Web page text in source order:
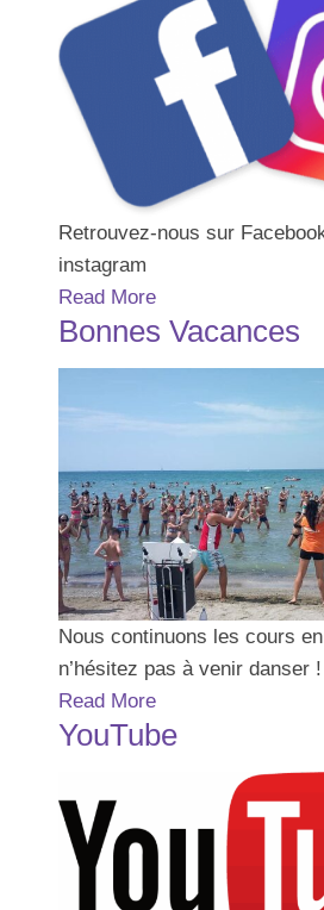
Retrouvez-nous sur
instagram
Read More
Bonnes Vacances
Nous continuons les cours
n’hésitez pas à venir danser
Read More
YouTube